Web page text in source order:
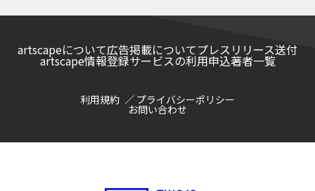
杉通り 復興マルシェに届けるスツールを一緒につ
artscapeについて広告掲載についてプレスリリース送付
artscape情報登録サービスの利用申込著者一覧
利用規約 プライバシーポリシー
お問い合わせ